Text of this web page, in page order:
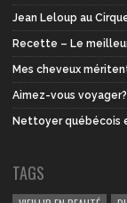
Jean Leloup au
Recette – Le
Mes cheveux
Aimez-vous voyager?
Nettoyer québécois
TAGS